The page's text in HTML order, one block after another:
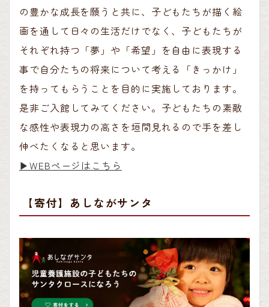
の豊かな成長を願うと共に、子どもたちが描く絵
画を通して日々の生活だけでなく、子どもたちが
それぞれ持つ「夢」や「希望」を自由に表現する
事で自分たちの将来について考える「きっかけ」
を持ってもらうことを目的に実施しております。
是非ご入館してみてください。子どもたちの素敵
な感性や表現力の高さを垣間見れるので手を差し
伸べたくなると思います。
▶︎WEBページはこちら
【寄付】あしながサンタ